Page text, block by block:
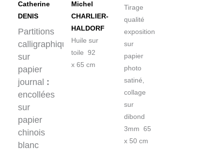
Catherine
DENIS
Partitions
calligraphiques
sur
papier
journal :
encollées
sur
papier
chinois
blanc
Michel
CHARLIER-
HALDORF
Huile sur
toile 92
x 65 cm
Tirage
qualité
exposition
sur
papier
photo
satiné,
collage
sur
dibond
3mm 65
x 50 cm